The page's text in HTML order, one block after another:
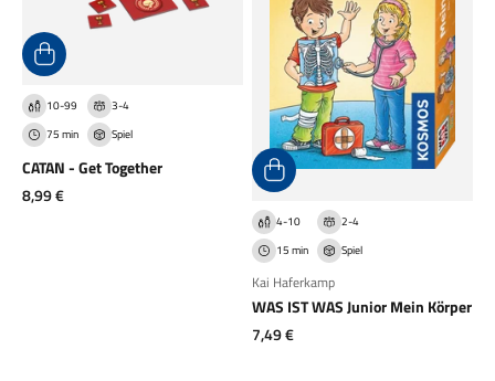
10-99
3-4
75 min
Spiel
CATAN - Get Together
Angebot
8,99 €
4-10
2-4
15 min
Spiel
Kai Haferkamp
WAS IST WAS Junior Mein Körper
Angebot
7,49 €